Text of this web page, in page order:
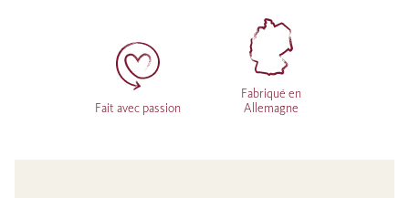
Fait avec passion
Fabriqué en
Allemagne